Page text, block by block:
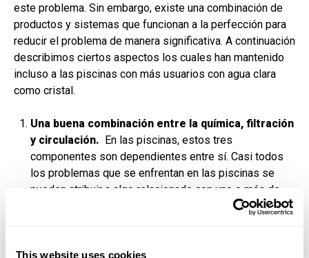
This website uses cookies
este problema. Sin embargo, existe una combinación de
productos y sistemas que funcionan a la perfección para
reducir el problema de manera significativa. A continuación
describimos ciertos aspectos los cuales han mantenido
incluso a las piscinas con más usuarios con agua clara
como cristal.
Una buena combinación entre la química, filtración
y circulación. En las piscinas, estos tres
componentes son dependientes entre sí. Casi todos
los problemas que se enfrentan en las piscinas se
pueden atribuir a algo relacionado con uno o más de
estos aspectos. Asegúrese de que la piscina tenga un
agua equilibrada.